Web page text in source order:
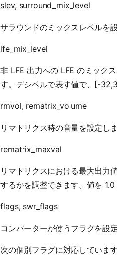
slev, surround_mix_level
サラウンドのミックスレベルを
lfe_mix_level
非 LFE 出力への LFE のミック
す。デシベルで表す値で、[-
rmvol, rematrix_volume
リマトリクス時の音量を設定し
rematrix_maxval
リマトリクスにおける最大出力
するかを調整できます。値を
flags, swr_flags
コンバーターが使うフラグを設
次の個別フラグに対応しています